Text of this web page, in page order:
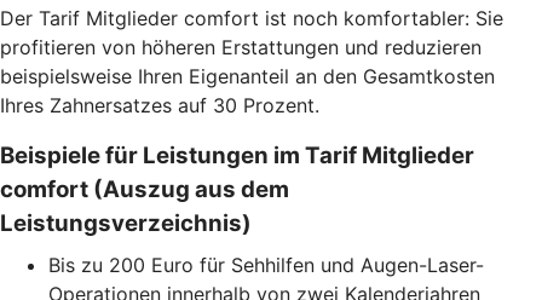
Der Tarif Mitglieder comfort ist noch komfortabler: Sie
profitieren von höheren Erstattungen und reduzieren
beispielsweise Ihren Eigenanteil an den Gesamtkosten
Ihres Zahnersatzes auf 30 Prozent.
Beispiele für Leistungen im Tarif Mitglieder
comfort (Auszug aus dem
Leistungsverzeichnis)
Bis zu 200 Euro für Sehhilfen und Augen-Laser-
Operationen innerhalb von zwei Kalenderjahren